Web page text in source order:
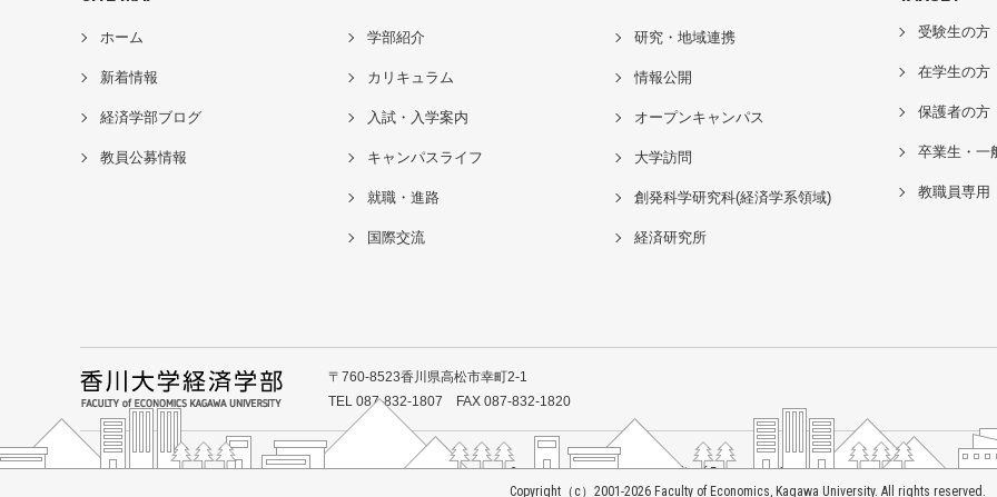
Copyright（c）2001-2026 Faculty of Economics, Kagawa University. All rights reserved.
ホーム
新着情報
経済学部ブログ
教員公募情報
学部紹介
カリキュラム
入試・入学案内
キャンパスライフ
就職・進路
国際交流
研究・地域連携
情報公開
オープンキャンパス
大学訪問
創発科学研究科(経済学系領域)
経済研究所
受験生の方
在学生の方
保護者の方
卒業生・一
教職員専用
〒760-8523香川県高松市幸町2-1
TEL 087-832-1807 FAX 087-832-1820
Copyright（c）2001-2026Faculty of Economics, Kagawa University. All rights reserved.